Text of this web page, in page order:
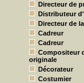
Directeur de
Distributeur
Directeur de
Cadreur
Cadreur
Compositeur
originale
Décorateur
Costumier